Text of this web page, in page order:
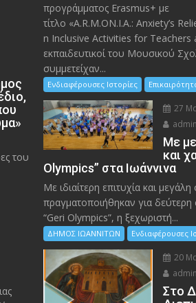
του
προγράμματος Erasmus+ με
τίτλο «A.R.M.ON.I.A.: Anxiety’s
n Inclusive Activities for Teachers
εκπαιδευτικοί του Μουσικού
συμμετείχαν...
Ενδιαφέρουσες Ιστορίες
27
Με
και
Olympics” στα Ιωάννινα
Με ιδιαίτερη επιτυχία και
πραγματοποιήθηκαν για
“Geri Olympics”, η ξεχωριστή...
ΔΗΜΟΣ ΙΩΑΝΝΙΤΩΝ Ενδιαφέρουσες
20
Στο